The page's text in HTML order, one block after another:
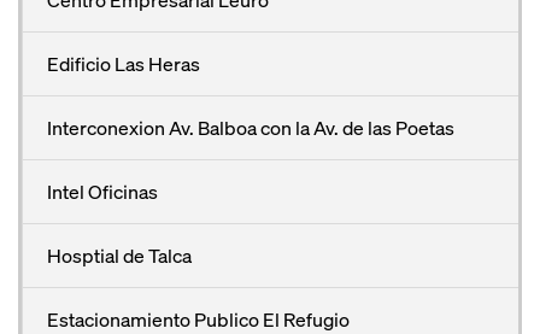
Edificio Las Heras
Interconexion Av. Balboa con la Av. de las Poetas
Intel Oficinas
Hosptial de Talca
Estacionamiento Publico El Refugio